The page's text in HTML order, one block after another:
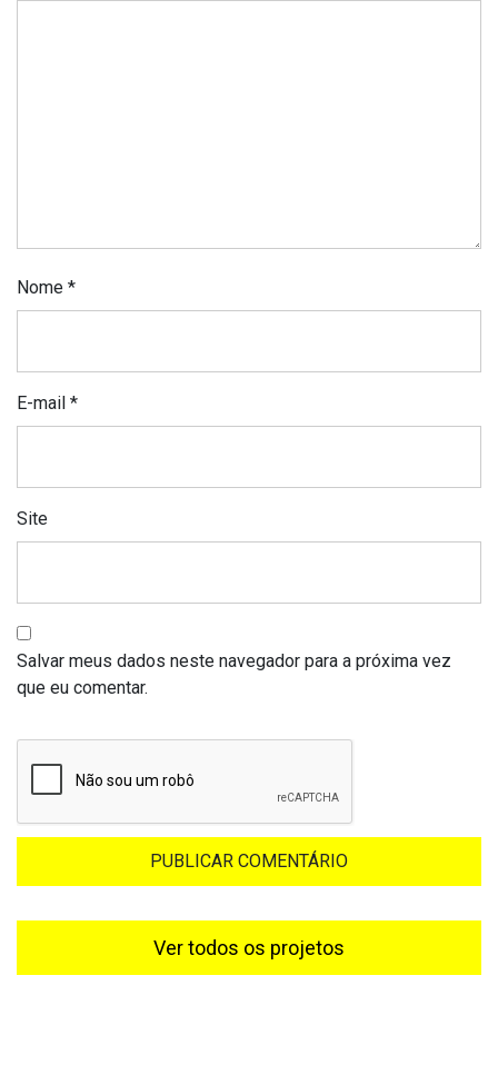
Ver todos os projetos
Nome *
E-mail *
Site
Salvar meus dados neste navegador para a próxima vez
que eu comentar.